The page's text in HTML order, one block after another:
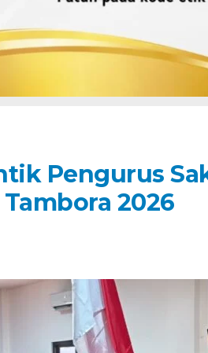
Pengurus
2026